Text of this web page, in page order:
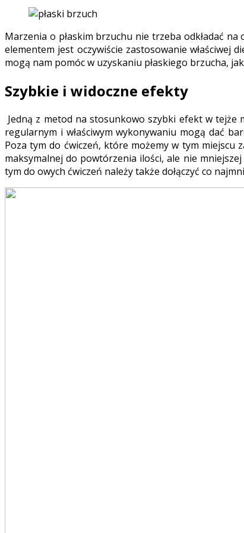
Marzenia o płaskim brzuchu nie trzeba odkładać
elementem jest oczywiście zastosowanie właściwej
mogą nam pomóc w uzyskaniu płaskiego brzucha,
Szybkie i widoczne efekty
Jedną z metod na stosunkowo szybki efekt w tejże
regularnym i właściwym wykonywaniu mogą dać
Poza tym do ćwiczeń, które możemy w tym miejscu
maksymalnej do powtórzenia ilości, ale nie
tym do owych ćwiczeń należy także dołączyć co